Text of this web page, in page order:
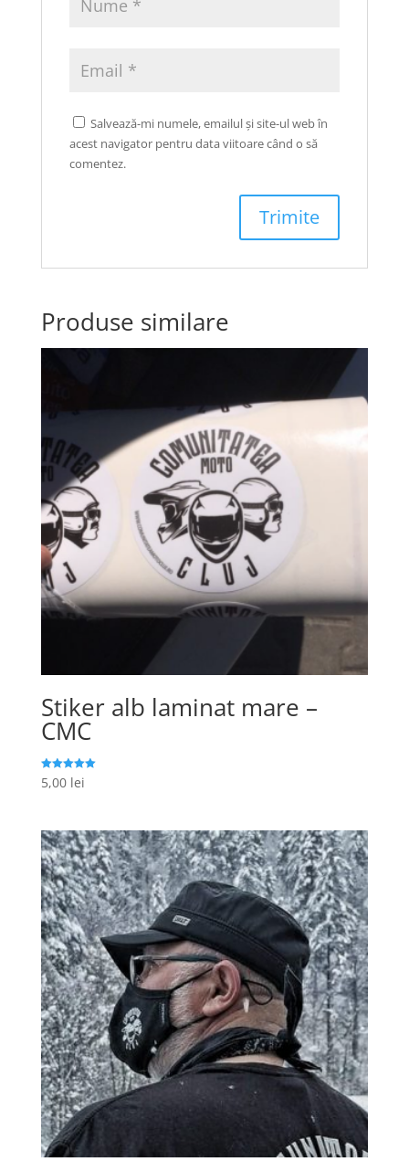
Salvează-mi numele, emailul și site-ul web în
acest navigator pentru data viitoare când o să
comentez.
Produse similare
Stiker alb laminat mare –
CMC
Evaluat la
5.00
5,00 lei